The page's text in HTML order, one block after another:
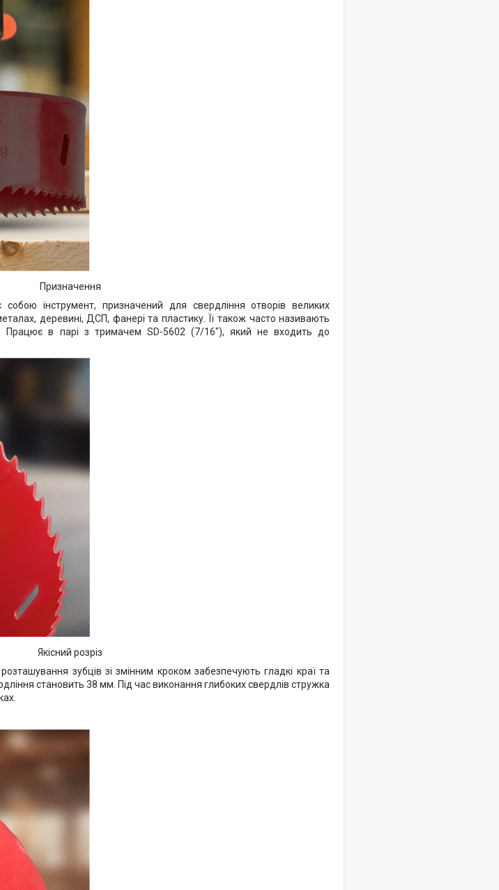
Призначення
інструмент, призначений для свердління отворів великих
деревині, ДСП, фанері та пластику. Її також часто називають
Працює в парі з тримачем SD-5602 (7/16"), який не входить до
Якісний розріз
зубців зі змінним кроком забезпечують гладкі краї та
становить 38 мм. Під час виконання глибоких свердлів стружка